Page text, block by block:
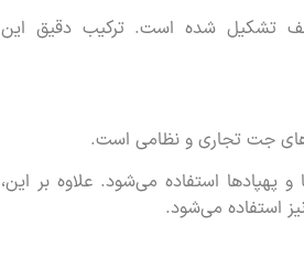
تشکیل شده است. ترکیب دقیق این
جت تجاری و نظامی است.
استفاده می‌شود. علاوه بر این،
استفاده می‌شود.